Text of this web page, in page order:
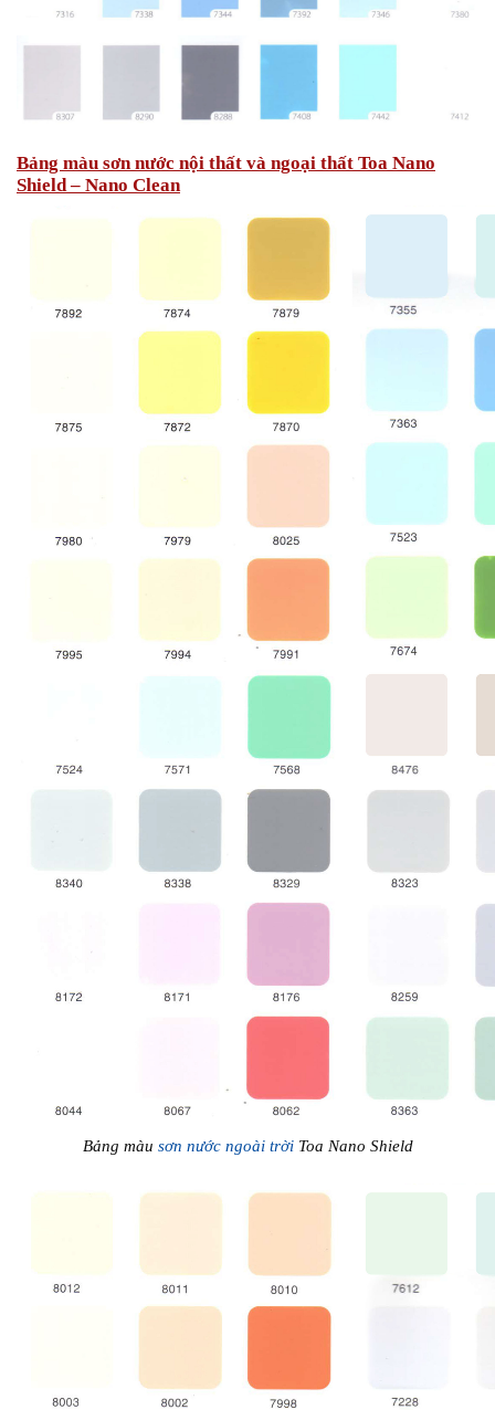
Bảng màu sơn nước nội thất và ngoại thất Toa Nano
Shield – Nano Clean
Bảng màu sơn nước ngoài trờiToa Nano Shield